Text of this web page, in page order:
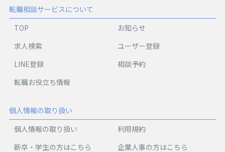
転職相談サービスについて
TOP
お知らせ
求人検索
ユーザー登録
LINE登録
相談予約
転職お役立ち情報
個人情報の取り扱い
個人情報の取り扱い
利用規約
新卒・学生の方はこちら
企業人事の方はこちら